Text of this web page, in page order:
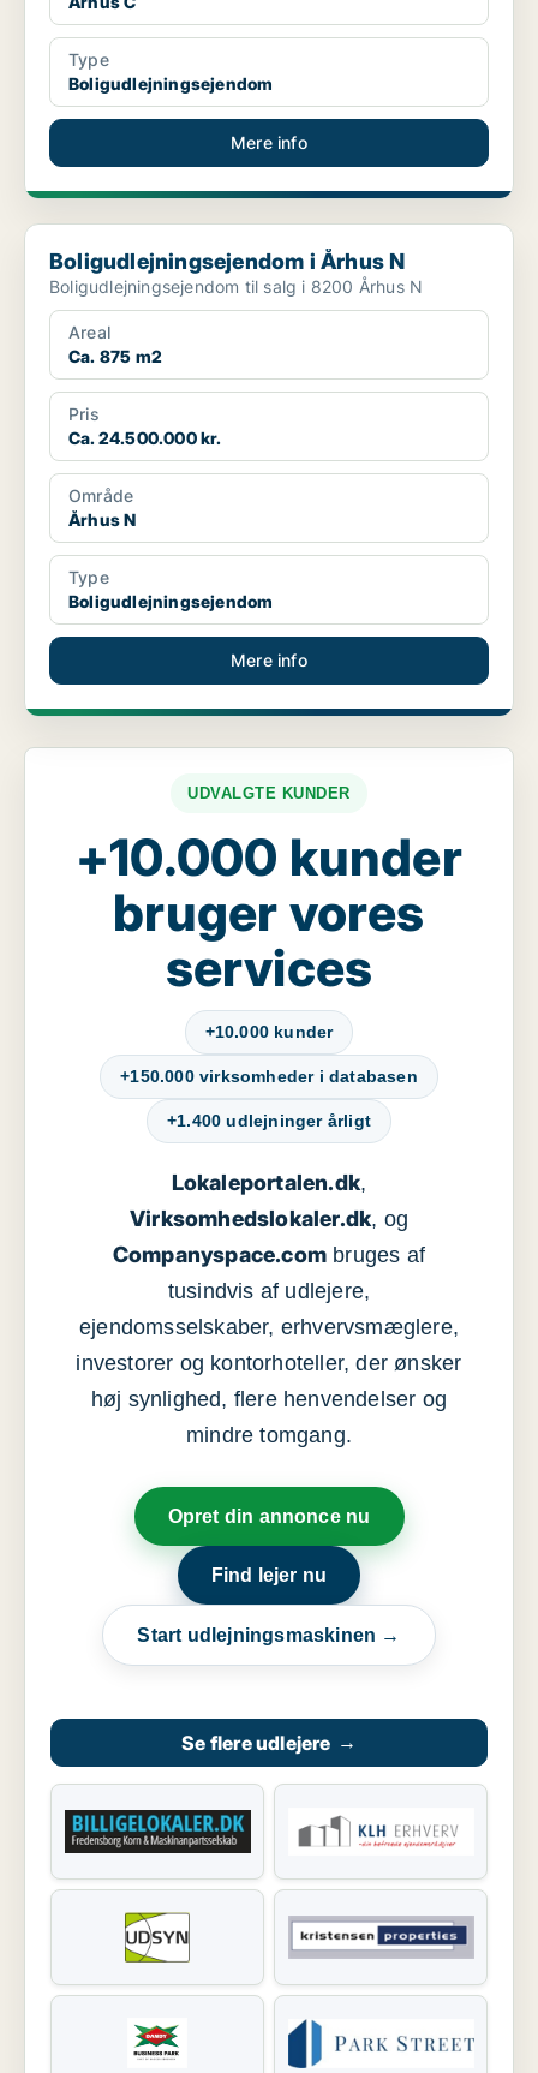
Type
Boligudlejningsejendom
Mere info
Boligudlejningsejendom i Århus N
Boligudlejningsejendom i Århus N
Boligudlejningsejendom til salg i 8200 Århus N
Areal
Ca. 875 m2
Pris
Ca. 24.500.000 kr.
Område
Århus N
Type
Boligudlejningsejendom
Mere info
UDVALGTE KUNDER
+10.000 kunder
bruger vores
services
+10.000 kunder
+150.000 virksomheder i databasen
+1.400 udlejninger årligt
Lokaleportalen.dk,
Virksomhedslokaler.dk, og
Companyspace.com bruges af
tusindvis af udlejere,
ejendomsselskaber, erhvervsmæglere,
investorer og kontorhoteller, der ønsker
høj synlighed, flere henvendelser og
mindre tomgang.
Opret din annonce nu
Find lejer nu
Start udlejningsmaskinen →
Se flere udlejere →